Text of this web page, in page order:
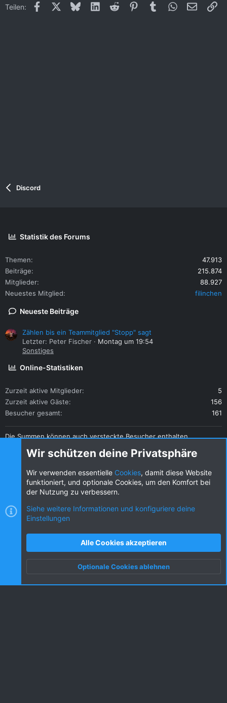
Teilen: FacebookX (Twitter)
BlueskyLinkedInReddit PinterestTumblrWhatsApp
E-Mail
Discord
Statistik des Forums
Themen
47.913
Beiträge
215.874
Mitglieder
88.927
Neuestes Mitglied
filinchen
Neueste Beiträge
Zählen bis ein Teammitglied "Stopp" sagt
Letzter: Peter Fischer
Montag um 19:54
Sonstiges
Online-Statistiken
Zurzeit aktive Mitglieder
5
Zurzeit aktive Gäste
156
Besucher gesamt
161
Die Summen können auch versteckte Besucher enthalten.
Diese Seite teilen
Nutzungsbedingungen
Datenschutz
S
Oben Unten
Wir schützen deine Privatsphäre
Wir verwenden essentielle Cookies, damit diese Website
funktioniert, und optionale Cookies, um den Komfort bei
der Nutzung zu verbessern.
Siehe weitere Informationen und konfiguriere deine
Einstellungen
Alle Cookies akzeptieren
Optionale Cookies ablehnen